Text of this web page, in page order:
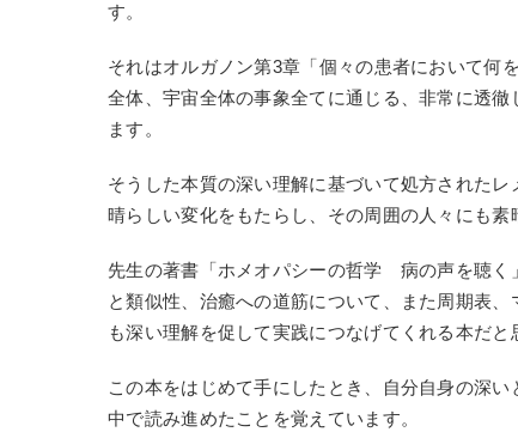
す。
それはオルガノン第3章「個々の患者において何
全体、宇宙全体の事象全てに通じる、非常に透
ます。
そうした本質の深い理解に基づいて処方された
晴らしい変化をもたらし、その周囲の人々にも
先生の著書「ホメオパシーの哲学 病の声を聴く
と類似性、治癒への道筋について、また周期表
も深い理解を促して実践につなげてくれる本だと
この本をはじめて手にしたとき、自分自身の深
中で読み進めたことを覚えています。